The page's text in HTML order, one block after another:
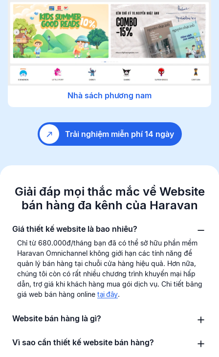
Nhà sách phương nam
Trải nghiệm miễn phí 14 ngày
Giải đáp mọi thắc mắc về Website
bán hàng đa kênh của Haravan
Giá thiết kế website là bao nhiêu?
Chỉ từ 680.000đ/tháng bạn đã có thể sở hữu phần mềm
Haravan Omnichannel không giới hạn các tính năng để
quản lý bán hàng tại chuỗi cửa hàng hiệu quả. Hơn nữa,
chúng tôi còn có rất nhiều chương trình khuyến mại hấp
dẫn, trợ giá khi khách hàng mua gói dịch vụ. Chi tiết bảng
giá web bán hàng online tại đây.
Website bán hàng là gì?
Vì sao cần thiết kế website bán hàng?